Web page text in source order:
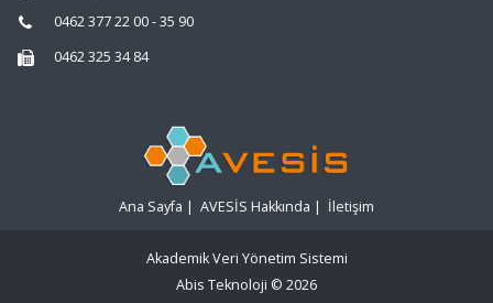
0462 377 22 00 - 35 90
0462 325 34 84
Ana Sayfa | AVESİS Hakkında | İletişim
Akademik Veri Yönetim Sistemi
Abis Teknoloji © 2026